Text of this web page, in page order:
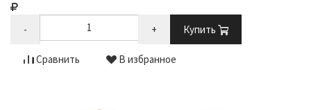
- + Купить
Сравнить В избранное